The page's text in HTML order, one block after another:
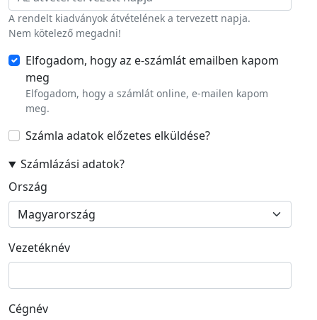
A rendelt kiadványok átvételének a tervezett napja.
Nem kötelező megadni!
Elfogadom, hogy az e-számlát emailben kapom
meg
Elfogadom, hogy a számlát online, e-mailen kapom
meg.
Számla adatok előzetes elküldése?
Számlázási adatok?
Számlázási cím
Ország
Vezetéknév
Cégnév